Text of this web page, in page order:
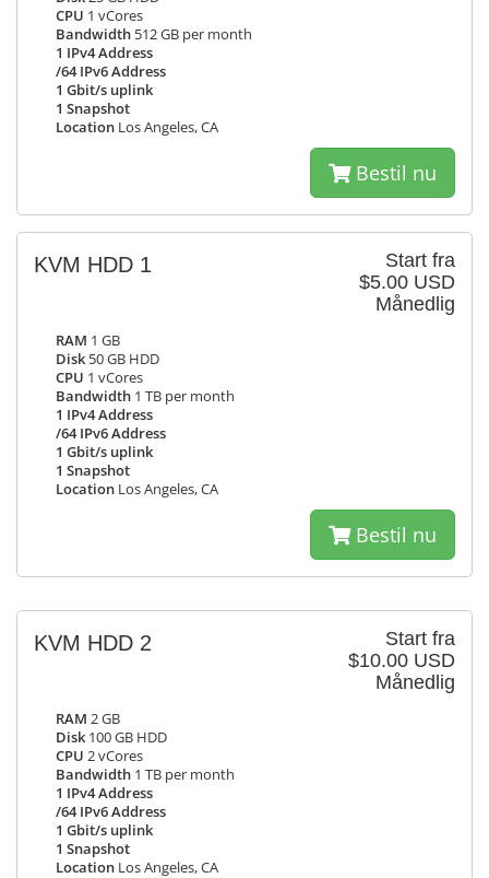
CPU 1 vCores
Bandwidth 512 GB per month
1 IPv4 Address
/64 IPv6 Address
1 Gbit/s uplink
1 Snapshot
Location Los Angeles, CA
Bestil nu
Start fra
$5.00 USD
Månedlig
KVM HDD 1
RAM 1 GB
Disk 50 GB HDD
CPU 1 vCores
Bandwidth 1 TB per month
1 IPv4 Address
/64 IPv6 Address
1 Gbit/s uplink
1 Snapshot
Location Los Angeles, CA
Bestil nu
Start fra
$10.00 USD
Månedlig
KVM HDD 2
RAM 2 GB
Disk 100 GB HDD
CPU 2 vCores
Bandwidth 1 TB per month
1 IPv4 Address
/64 IPv6 Address
1 Gbit/s uplink
1 Snapshot
Location Los Angeles, CA